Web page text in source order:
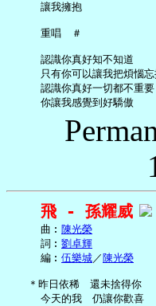
     讓我擁抱
     重唱　＃
     認識你真好知不知道
只有你可以讓我把煩惱忘
     認識你真好一切都不重要
飛 - 孫耀威
     曲︰
陳光榮
     詞︰
劉卓輝
     編︰
伍樂城／ 陳光榮
   ＊昨日依稀　還未捨得你
     今天的我　仍讓你歡喜